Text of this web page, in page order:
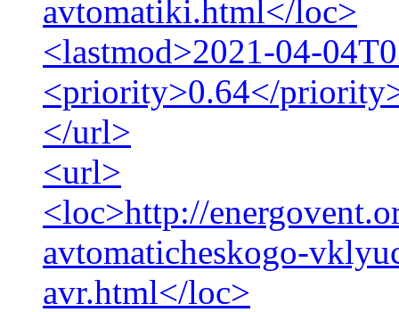
avtomatiki.html</loc>
<lastmod>2021-04-
<priority>0.64</
</url>
<url>
<loc>http://
avtomaticheskogo-
avr.html</loc>